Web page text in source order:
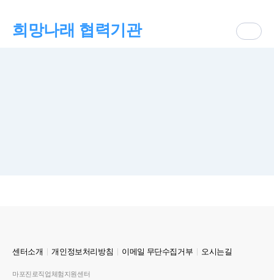
희망나래 협력기관
센터소개 개인정보처리방침 이메일 무단수집거부 오시는길
마포진로직업체험지원센터